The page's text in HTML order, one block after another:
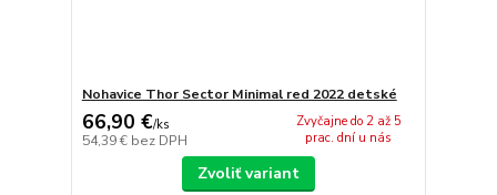
Nohavice Thor Sector Minimal red 2022 detské
66,90 €/ks
54,39 € bez DPH
Zvyčajne do 2 až 5
prac. dní u nás
Zvoliť variant